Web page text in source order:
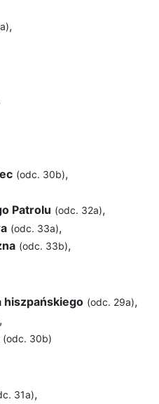
,
(odc. 30b),
Patrolu (odc. 32a),
(odc. 33a),
(odc. 33b),
hiszpańskiego (odc. 29a),
,
(odc. 30b)
31a),